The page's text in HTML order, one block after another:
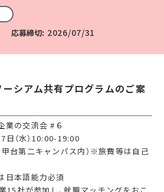
応募締切: 2026/07/31
シアム共有プログラムのご案
業の交流会 #６
日（水）10:00-19:00
甲台第二キャンパス内）※旅費等は自己
日本語能力必須